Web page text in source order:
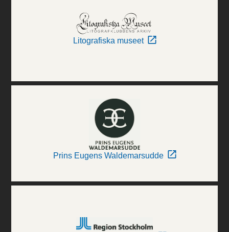
Litografiska museet
Prins Eugens Waldemarsudde